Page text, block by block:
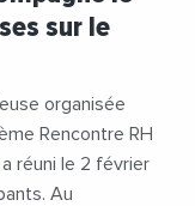
sur le
organisée
Rencontre RH
réuni le 2 février
Au